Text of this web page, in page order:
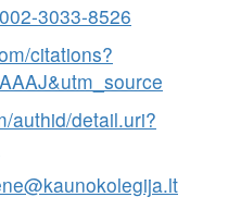
02-3033-8526
citations?
/authid/detail.uri?